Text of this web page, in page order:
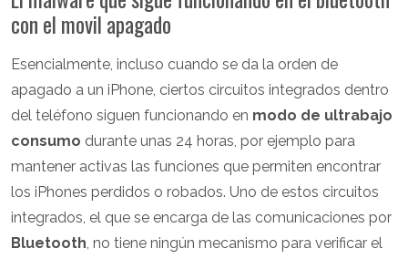
con el movil apagado
Esencialmente, incluso cuando se da la orden de
apagado a un iPhone, ciertos circuitos integrados dentro
del teléfono siguen funcionando en modo de ultrabajo
consumo durante unas 24 horas, por ejemplo para
mantener activas las funciones que permiten encontrar
los iPhones perdidos o robados. Uno de estos circuitos
integrados, el que se encarga de las comunicaciones por
Bluetooth, no tiene ningún mecanismo para verificar el